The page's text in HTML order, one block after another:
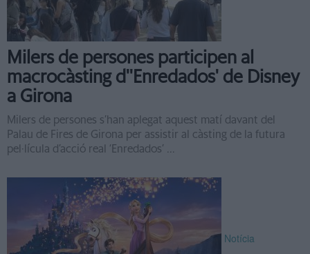
Milers de persones participen al
macrocàsting d''Enredados' de Disney
a Girona
Milers de persones s’han aplegat aquest matí davant del
Palau de Fires de Girona per assistir al càsting de la futura
pel·lícula d’acció real ‘Enredados’ ...
Notícia